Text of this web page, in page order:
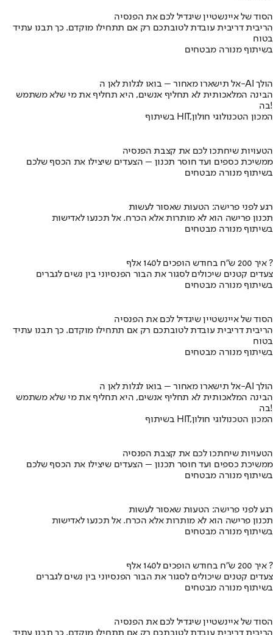
הסוד של איינשטיין שיגדיל לכם את הפנסיה
הריבית דריבית עובדת לטובתכם רק אם תתחילו מוקדם. כך תבנו עתיד
בטוח
בשיתוף מנורה מבטחים
אל תישארו מאחור – בואו לגלות לאן ה-AI הולך
הבינה המלאכותית לא תחליף אנשים, היא תחליף את מי שלא משתמש
בה!
בשיתוף HIT,המכון הטכנולוגי חולון
הטעויות שיחתכו לכם את קצבת הפנסיה
ממשיכת כספים ועד חוסר תכנון – הצעדים שיצילו את הכסף שלכם
בשיתוף מנורה מבטחים
רגע לפני פרישה: הטעות שאסור לעשות
תכנון פרישה הוא לא מותרות אלא הכרח. אל תכנעו לאדישות
בשיתוף מנורה מבטחים
איך 200 ש"ח בחודש הופכים ל140 אלף ?
צעדים קטנים שיכולים לסגור את הבור הפנסיוני בין נשים לגברים
בשיתוף מנורה מבטחים
הסוד של איינשטיין שיגדיל לכם את הפנסיה
הריבית דריבית עובדת לטובתכם רק אם תתחילו מוקדם. כך תבנו עתיד
בטוח
בשיתוף מנורה מבטחים
אל תישארו מאחור – בואו לגלות לאן ה-AI הולך
הבינה המלאכותית לא תחליף אנשים, היא תחליף את מי שלא משתמש
בה!
בשיתוף HIT,המכון הטכנולוגי חולון
הטעויות שיחתכו לכם את קצבת הפנסיה
ממשיכת כספים ועד חוסר תכנון – הצעדים שיצילו את הכסף שלכם
בשיתוף מנורה מבטחים
רגע לפני פרישה: הטעות שאסור לעשות
תכנון פרישה הוא לא מותרות אלא הכרח. אל תכנעו לאדישות
בשיתוף מנורה מבטחים
איך 200 ש"ח בחודש הופכים ל140 אלף ?
צעדים קטנים שיכולים לסגור את הבור הפנסיוני בין נשים לגברים
בשיתוף מנורה מבטחים
הסוד של איינשטיין שיגדיל לכם את הפנסיה